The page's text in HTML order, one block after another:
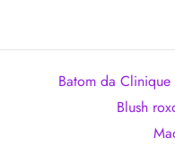
Batom da
Blush